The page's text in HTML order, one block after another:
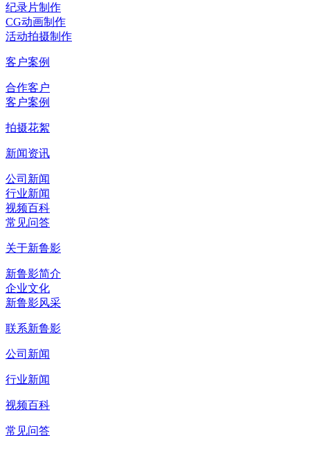
纪录片制作
CG动画制作
活动拍摄制作
客户案例
合作客户
客户案例
拍摄花絮
新闻资讯
公司新闻
行业新闻
视频百科
常见问答
关于新鲁影
新鲁影简介
企业文化
新鲁影风采
联系新鲁影
公司新闻
行业新闻
视频百科
常见问答